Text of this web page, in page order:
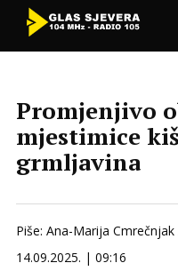
Promjenjivo
mjestimice
grmljavina
Piše: Ana-Marija
14.09.2025. | 09:16